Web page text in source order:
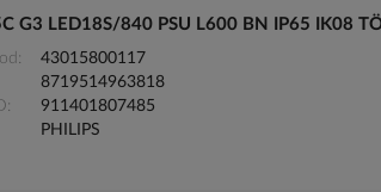
G3 LED18S/840 PSU L600 BN IP65 IK08
43015800117
8719514963818
911401807485
PHILIPS